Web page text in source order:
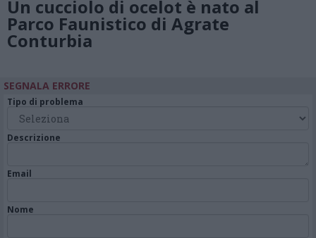
Un cucciolo di ocelot è nato al
Parco Faunistico di Agrate
Conturbia
SEGNALA ERRORE
Tipo di problema
Descrizione
Email
Nome